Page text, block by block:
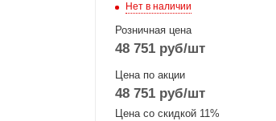
Нет в наличии
Розничная цена
48 751 руб/шт
Цена по акции
48 751 руб/шт
Цена со скидкой 11%